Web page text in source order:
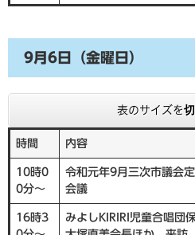
9月6日（金曜日）
表のサイズを
時間 内容
10時0
0分～
令和元年9月三次市議会
会議
16時3
みよしKIRIRI児童合唱団